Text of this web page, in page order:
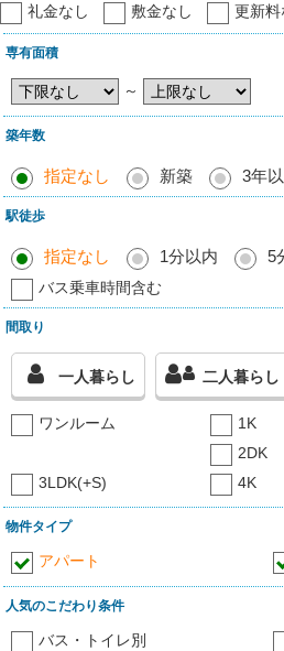
礼金なし 敷金なし 更新料
専有面積
～
築年数
指定なし 新築 3年
駅徒歩
指定なし 1分以内 5
バス乗車時間含む
間取り
一人暮らし 二人暮らし
ワンルーム 1K
2DK
3LDK(+S)
4K
物件タイプ
アパート
人気のこだわり条件
バス・トイレ別